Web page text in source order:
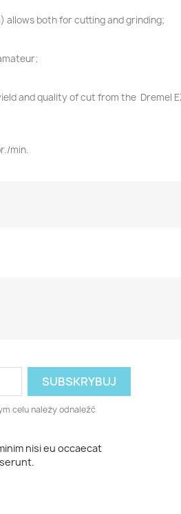
allows both for cutting and grinding;
and quality of cut from the Dremel
min.
celu należy odnaleźć
nisi eu occaecat